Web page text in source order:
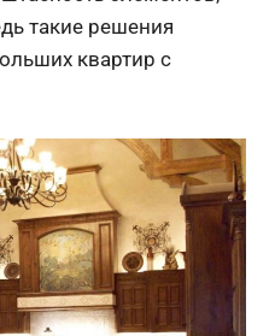
такие решения
квартир с